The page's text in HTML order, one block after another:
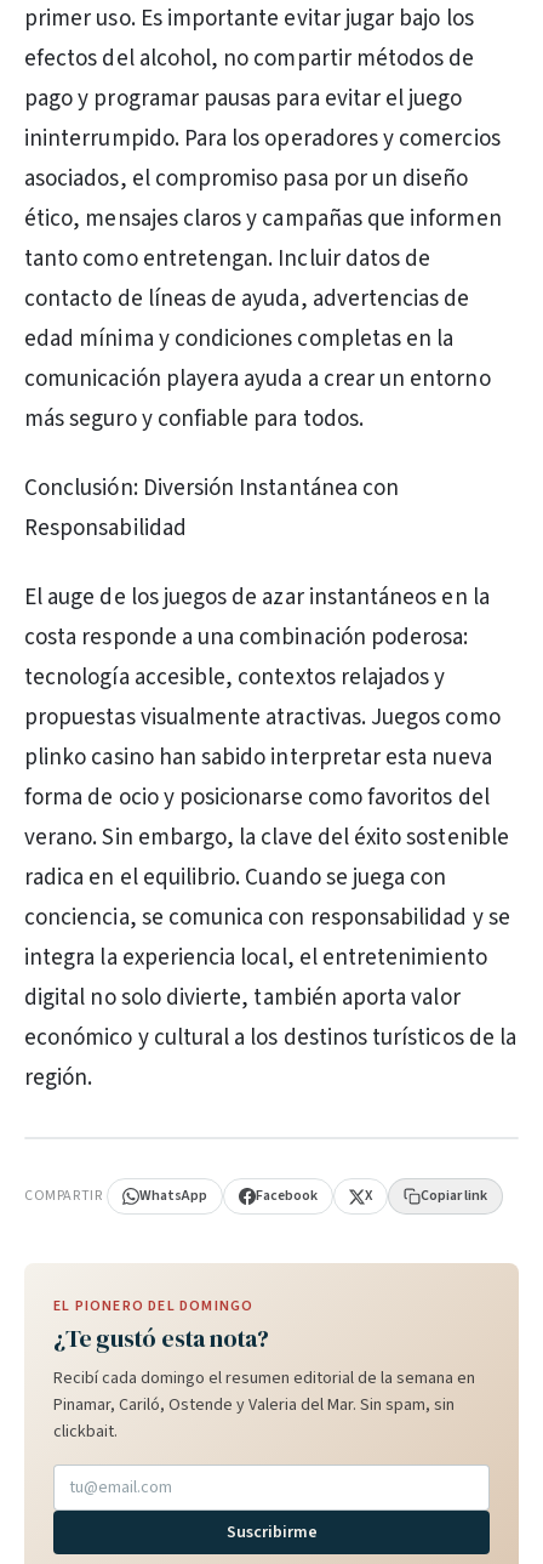
primer uso. Es importante evitar jugar bajo los
efectos del alcohol, no compartir métodos de
pago y programar pausas para evitar el juego
ininterrumpido. Para los operadores y comercios
asociados, el compromiso pasa por un diseño
ético, mensajes claros y campañas que informen
tanto como entretengan. Incluir datos de
contacto de líneas de ayuda, advertencias de
edad mínima y condiciones completas en la
comunicación playera ayuda a crear un entorno
más seguro y confiable para todos.
Conclusión: Diversión Instantánea con
Responsabilidad
El auge de los juegos de azar instantáneos en la
costa responde a una combinación poderosa:
tecnología accesible, contextos relajados y
propuestas visualmente atractivas. Juegos como
plinko casino han sabido interpretar esta nueva
forma de ocio y posicionarse como favoritos del
verano. Sin embargo, la clave del éxito sostenible
radica en el equilibrio. Cuando se juega con
conciencia, se comunica con responsabilidad y se
integra la experiencia local, el entretenimiento
digital no solo divierte, también aporta valor
económico y cultural a los destinos turísticos de la
región.
COMPARTIR WhatsApp Facebook X Copiar link
EL PIONERO DEL DOMINGO
¿Te gustó esta nota?
Recibí cada domingo el resumen editorial de la semana en
Pinamar, Cariló, Ostende y Valeria del Mar. Sin spam, sin
clickbait.
Suscribirme